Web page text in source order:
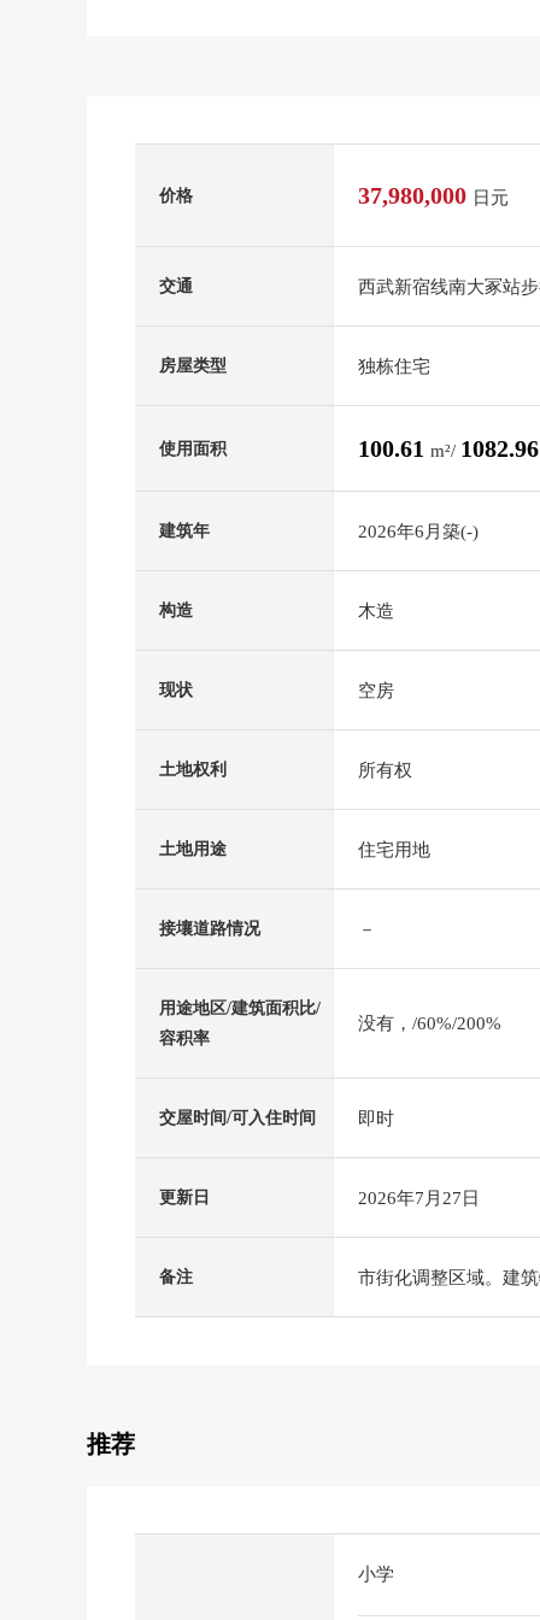
价格 37,980,000 日元
交通 西武新宿线南大冢站
房屋类型 独栋住宅
使用面积 100.61 m²/ 1082.96
建筑年 2026年6月築(-)
构造 木造
现状 空房
土地权利 所有权
土地用途 住宅用地
接壤道路情况 －
用途地区/建筑面积比/
容积率
没有，/60%/200%
交屋时间/可入住时间 即时
更新日 2026年7月27日
备注 市街化调整区域。建
推荐
小学